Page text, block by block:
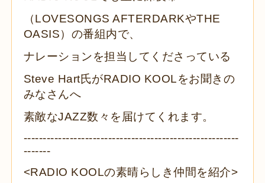
（LOVESONGS AFTERDARKやTHE
OASIS）の番組内で、
ナレーションを担当してくださっている
Steve Hart氏がRADIO KOOLをお聞きの
みなさんへ
素敵なJAZZ数々を 届けてくれます。
--------------------------------------------------------
-------
<RADIO KOOLの素晴らしき仲間を紹介>